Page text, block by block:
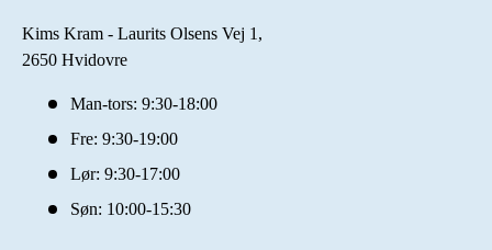
Kims Kram - Laurits Olsens Vej 1,
2650 Hvidovre
Man-tors: 9:30-18:00
Fre: 9:30-19:00
Lør: 9:30-17:00
Søn: 10:00-15:30